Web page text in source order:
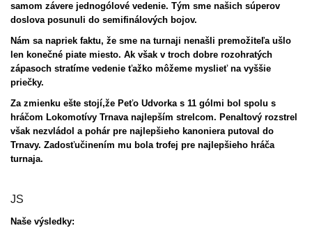
samom závere jednogólové vedenie. Tým sme našich súperov
doslova posunuli do semifinálových bojov.
Nám sa napriek faktu, že sme na turnaji nenašli premožiteľa ušlo
len konečné piate miesto. Ak však v troch dobre rozohratých
zápasoch stratíme vedenie ťažko môžeme myslieť na vyššie
priečky.
Za zmienku ešte stojí,že Peťo Udvorka s 11 gólmi bol spolu s
hráčom Lokomotívy Trnava najlepším strelcom. Penaltový rozstrel
však nezvládol a pohár pre najlepšieho kanoniera putoval do
Trnavy. Zadosťučinením mu bola trofej pre najlepšieho hráča
turnaja.
JS
Naše výsledky: